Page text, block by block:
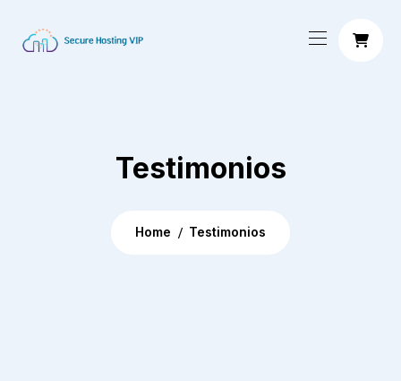
Testimonios
Home Testimonios